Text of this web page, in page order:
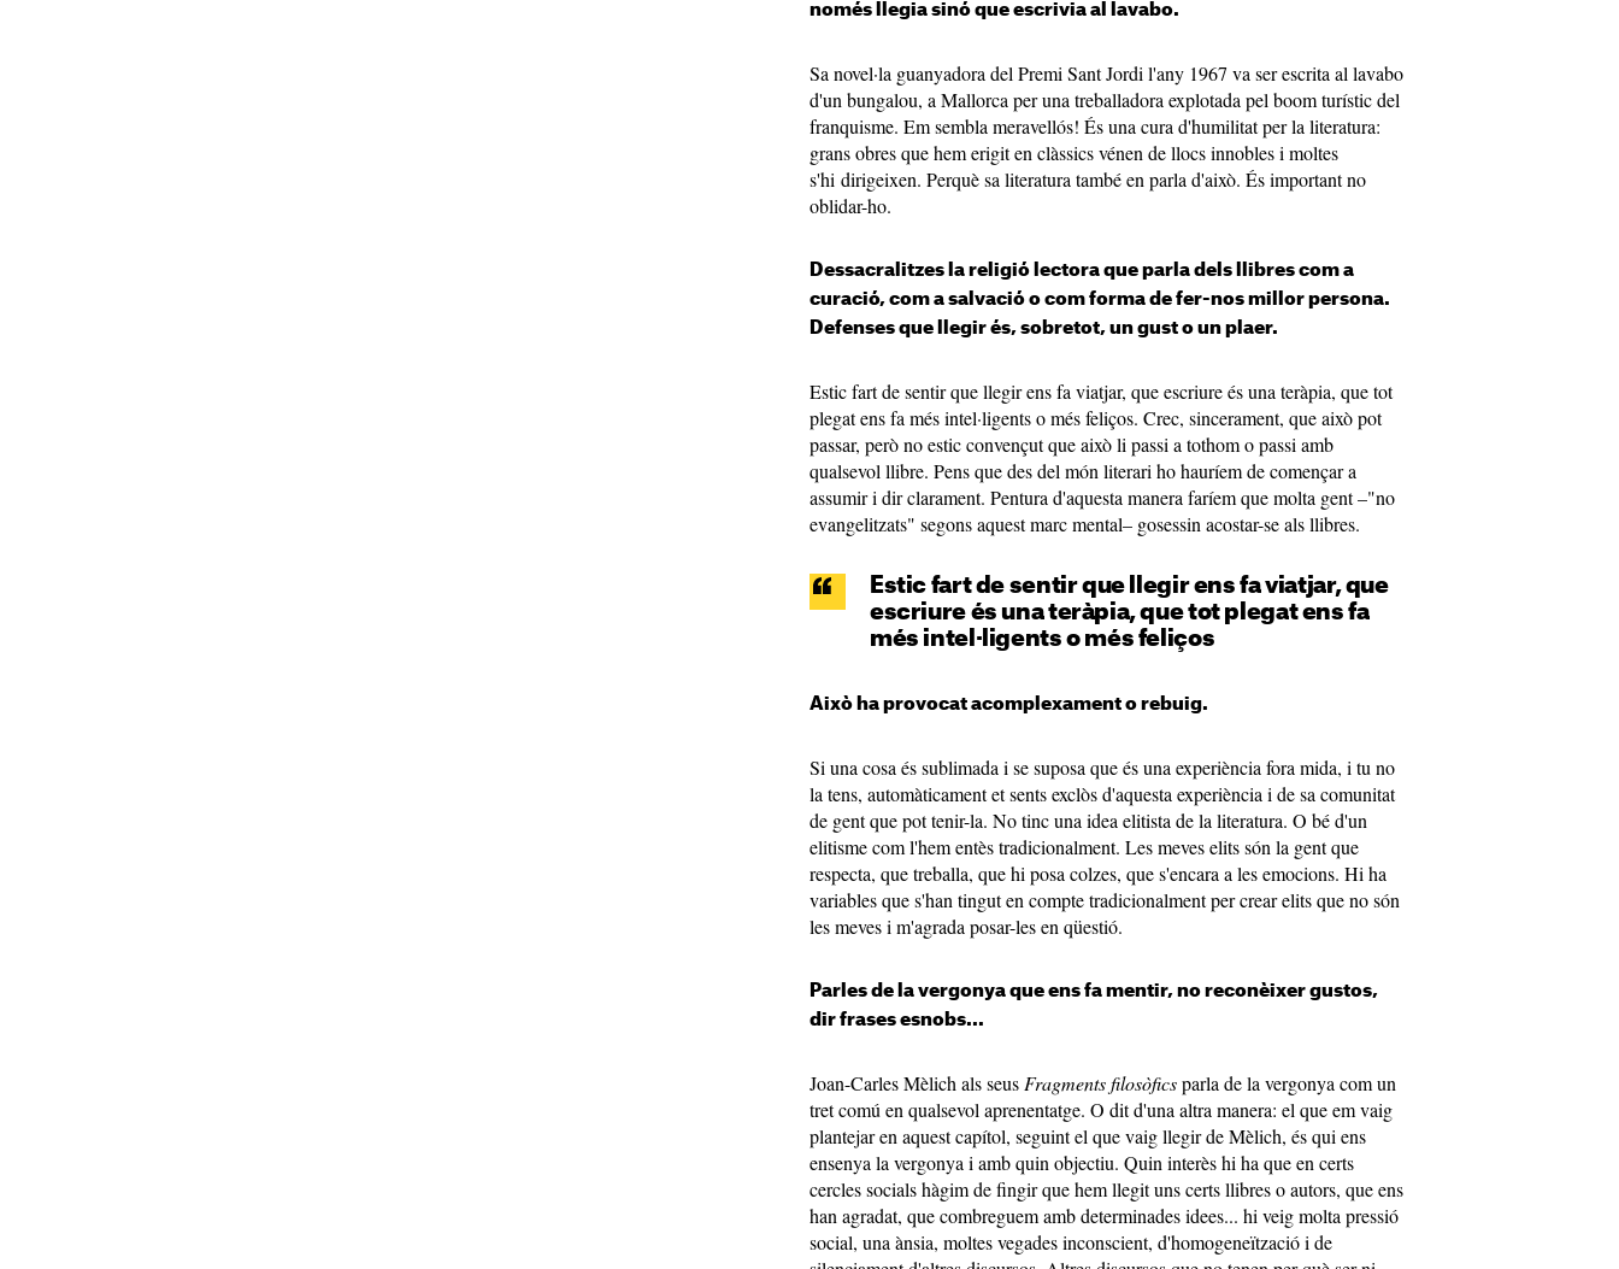
només llegia sinó que escrivia al lavabo.
Sa novel·la guanyadora del Premi Sant Jordi l'any 1967 va ser escrita al lavabo
d'un bungalou, a Mallorca per una treballadora explotada pel boom turístic del
franquisme. Em sembla meravellós! És una cura d'humilitat per la literatura:
grans obres que hem erigit en clàssics vénen de llocs innobles i moltes
s'hi dirigeixen. Perquè sa literatura també en parla d'això. És important no
oblidar-ho.
Dessacralitzes la religió lectora que parla dels llibres com a
curació, com a salvació o com forma de fer-nos millor persona.
Defenses que llegir és, sobretot, un gust o un plaer.
Estic fart de sentir que llegir ens fa viatjar, que escriure és una teràpia, que tot
plegat ens fa més intel·ligents o més feliços. Crec, sincerament, que això pot
passar, però no estic convençut que això li passi a tothom o passi amb
qualsevol llibre. Pens que des del món literari ho hauríem de començar a
assumir i dir clarament. Pentura d'aquesta manera faríem que molta gent –"no
evangelitzats" segons aquest marc mental– gosessin acostar-se als llibres.
Estic fart de sentir que llegir ens fa viatjar, que
escriure és una teràpia, que tot plegat ens fa
més intel·ligents o més feliços
Això ha provocat acomplexament o rebuig.
Si una cosa és sublimada i se suposa que és una experiència fora mida, i tu no
la tens, automàticament et sents exclòs d'aquesta experiència i de sa comunitat
de gent que pot tenir-la. No tinc una idea elitista de la literatura. O bé d'un
elitisme com l'hem entès tradicionalment. Les meves elits són la gent que
respecta, que treballa, que hi posa colzes, que s'encara a les emocions. Hi ha
variables que s'han tingut en compte tradicionalment per crear elits que no són
les meves i m'agrada posar-les en qüestió.
Parles de la vergonya que ens fa mentir, no reconèixer gustos,
dir frases esnobs...
Joan-Carles Mèlich als seus Fragments filosòficsparla de la vergonya com un
tret comú en qualsevol aprenentatge. O dit d'una altra manera: el que em vaig
plantejar en aquest capítol, seguint el que vaig llegir de Mèlich, és qui ens
ensenya la vergonya i amb quin objectiu. Quin interès hi ha que en certs
cercles socials hàgim de fingir que hem llegit uns certs llibres o autors, que ens
han agradat, que combreguem amb determinades idees... hi veig molta pressió
social, una ànsia, moltes vegades inconscient, d'homogeneïtzació i de